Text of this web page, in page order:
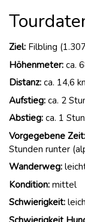
Ziel: Filbling
Höhenmeter: ca.
Distanz: ca. 14,6
Aufstieg: ca. 2
Abstieg: ca. 1
Vorgegebene Zeit:
Stunden runter
Wanderweg:
Kondition: mittel
Schwierigkeit: